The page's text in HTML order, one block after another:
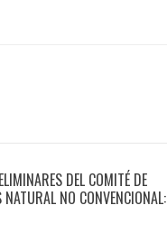
DEL COMITÉ DE
NO CONVENCIONAL: